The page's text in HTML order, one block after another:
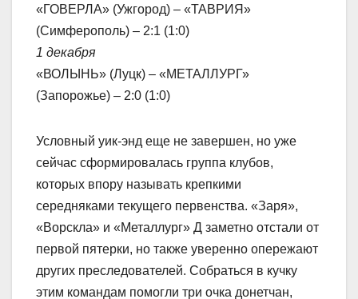
«ГОВЕРЛА» (Ужгород) – «ТАВРИЯ»
(Симферополь) – 2:1 (1:0)
1 декабря
«ВОЛЫНЬ» (Луцк) – «МЕТАЛЛУРГ»
(Запорожье) – 2:0 (1:0)
Условный уик-энд еще не завершен, но уже
сейчас сформировалась группа клубов,
которых впору называть крепкими
середняками текущего первенства. «Заря»,
«Ворскла» и «Металлург» Д заметно отстали от
первой пятерки, но также уверенно опережают
других преследователей. Собраться в кучку
этим командам помогли три очка донетчан,